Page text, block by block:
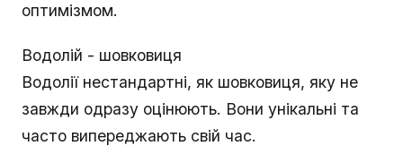
оптимізмом.
Водолій - шовковиця
Водолії нестандартні, як шовковиця, яку не
завжди одразу оцінюють. Вони унікальні та
часто випереджають свій час.